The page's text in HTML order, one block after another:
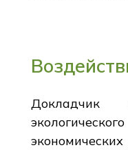
Докладчик